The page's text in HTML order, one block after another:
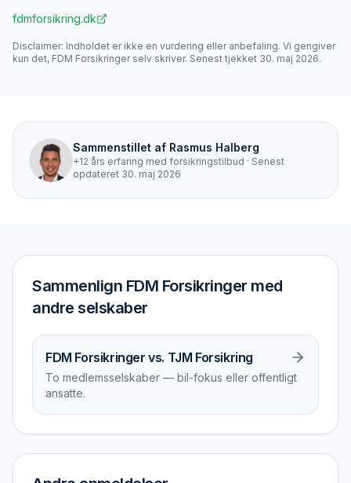
fdmforsikring.dk
Disclaimer: Indholdet er ikke en vurdering eller anbefaling. Vi gengiver
kun det, FDM Forsikringerselv skriver. Senest tjekket 30. maj 2026.
Sammenstillet af Rasmus Halberg
+12 års erfaring med forsikringstilbud · Senest
opdateret 30. maj 2026
Sammenlign FDM Forsikringer med
andre selskaber
FDM Forsikringer vs. TJM Forsikring
To medlemsselskaber — bil-fokus eller offentligt
ansatte.